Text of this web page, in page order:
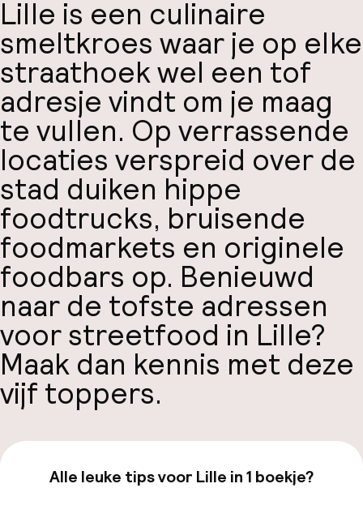
Lille is een culinaire
smeltkroes waar je op elke
straathoek wel een tof
adresje vindt om je maag
te vullen. Op verrassende
locaties verspreid over de
stad duiken hippe
foodtrucks, bruisende
foodmarkets en originele
foodbars op. Benieuwd
naar de tofste adressen
voor streetfood in Lille?
Maak dan kennis met deze
vijf toppers.
Alle leuke tips voor Lille in 1 boekje?